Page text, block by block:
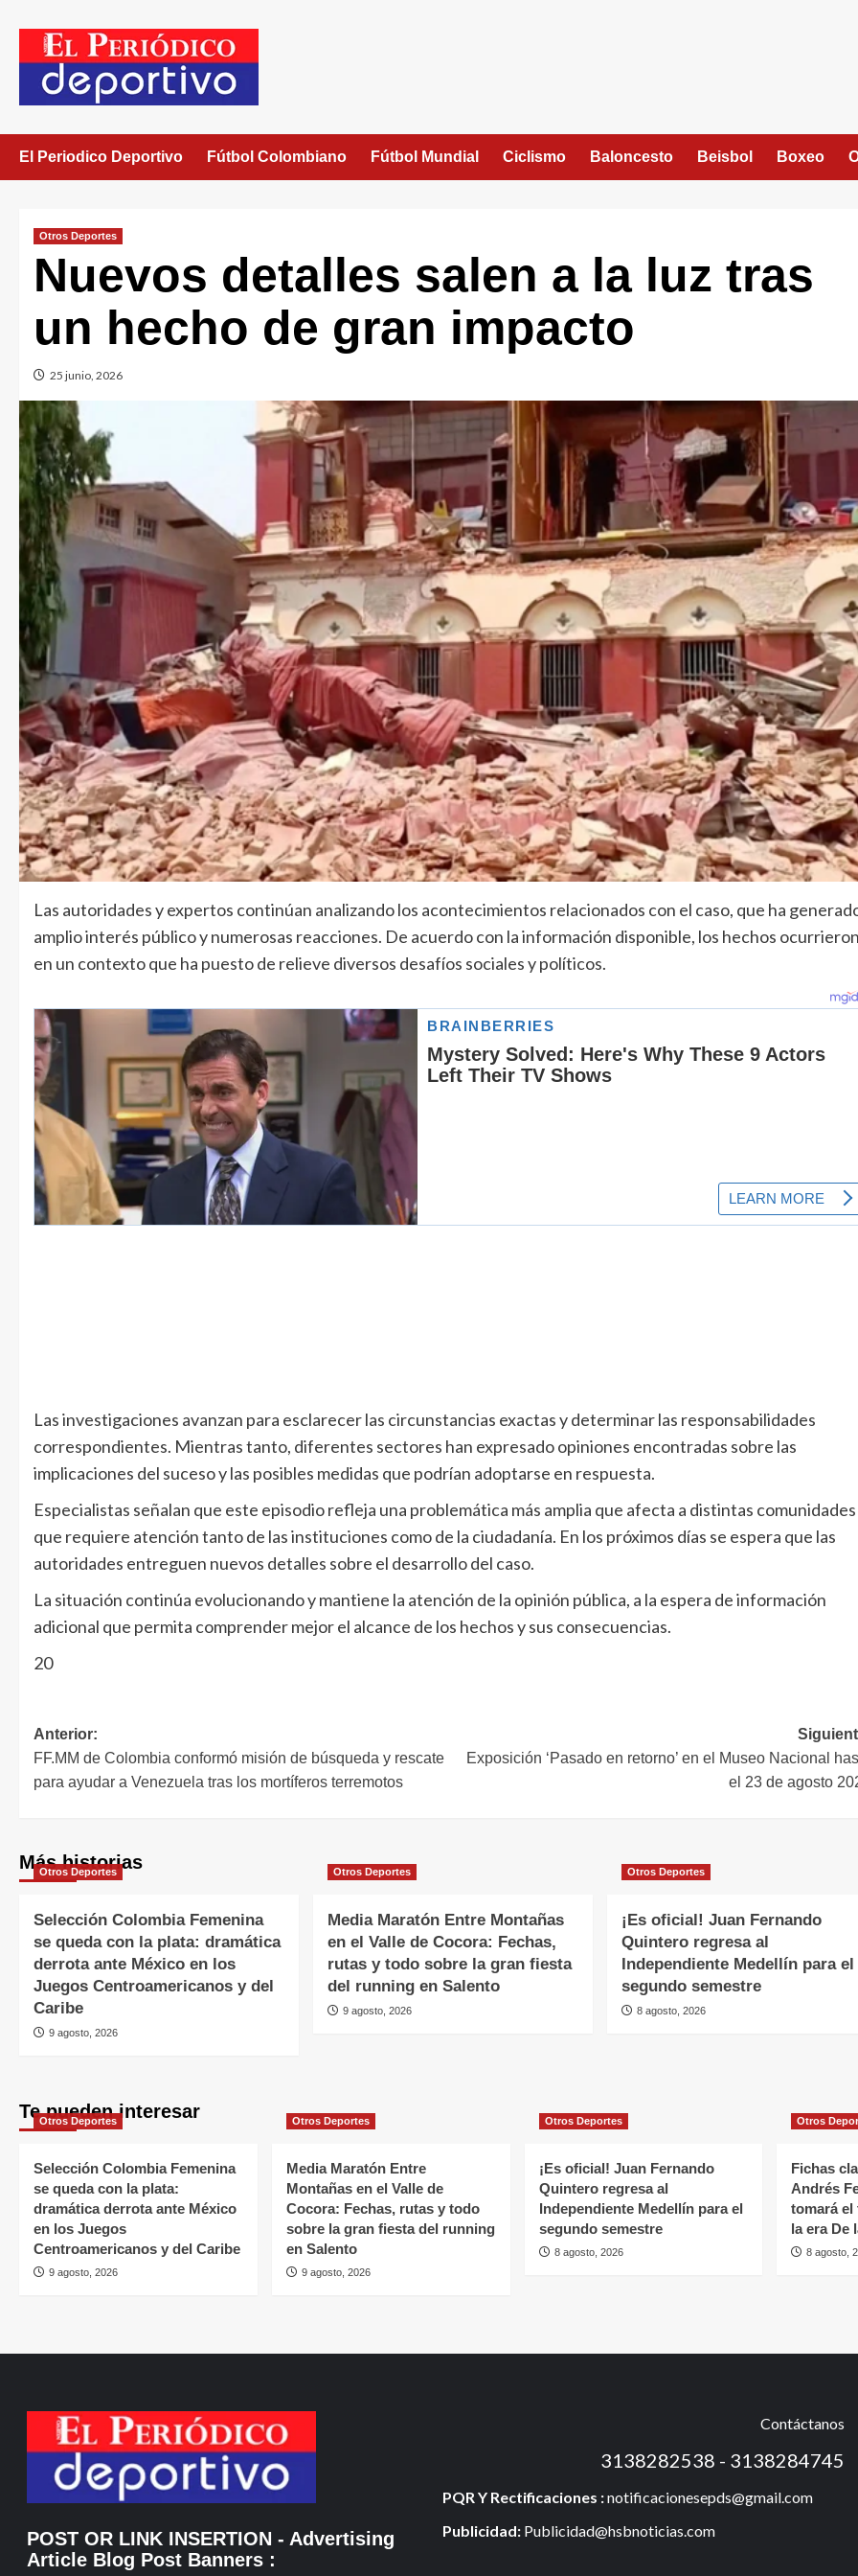
El Periodico Deportivo Fútbol Colombiano Fútbol Mundial Ciclismo Baloncesto Beisbol Boxeo
Otros Deportes
Nuevos detalles salen a la luz tras
un hecho de gran impacto
25 junio, 2026
Las autoridades y expertos continúan analizando los acontecimientos relacionados con el caso, que ha
amplio interés público y numerosas reacciones. De acuerdo con la información disponible, los hechos
en un contexto que ha puesto de relieve diversos desafíos sociales y políticos.
Las investigaciones avanzan para esclarecer las circunstancias exactas y determinar las responsabilidades
correspondientes. Mientras tanto, diferentes sectores han expresado opiniones encontradas sobre las
implicaciones del suceso y las posibles medidas que podrían adoptarse en respuesta.
Especialistas señalan que este episodio refleja una problemática más amplia que afecta a distintas
que requiere atención tanto de las instituciones como de la ciudadanía. En los próximos días se espera que las
autoridades entreguen nuevos detalles sobre el desarrollo del caso.
La situación continúa evolucionando y mantiene la atención de la opinión pública, a la espera de información
adicional que permita comprender mejor el alcance de los hechos y sus consecuencias.
20
Anterior:
FF.MM de Colombia conformó misión de búsqueda y rescate
para ayudar a Venezuela tras los mortíferos terremotos
Exposición ‘Pasado en retorno’ en el Museo Nacional
el 23 de agosto
Más historias
Otros Deportes
Selección Colombia Femenina
se queda con la plata: dramática
derrota ante México en los
Juegos Centroamericanos y del
Caribe
9 agosto, 2026
Otros Deportes
Media Maratón Entre Montañas
en el Valle de Cocora: Fechas,
rutas y todo sobre la gran fiesta
del running en Salento
9 agosto, 2026
Otros Deportes
¡Es oficial! Juan Fernando
Quintero regresa al
Independiente Medellín para el
segundo semestre
8 agosto, 2026
Te pueden interesar
Otros Deportes
Selección Colombia Femenina
se queda con la plata:
dramática derrota ante México
en los Juegos
Centroamericanos y del Caribe
9 agosto, 2026
Otros Deportes
Media Maratón Entre
Montañas en el Valle de
Cocora: Fechas, rutas y todo
sobre la gran fiesta del running
en Salento
9 agosto, 2026
Otros Deportes
¡Es oficial! Juan Fernando
Quintero regresa al
Independiente Medellín para el
segundo semestre
8 agosto, 2026
Otros
Fichas
Andrés
tomará el
la era De
8 agosto,
POST OR LINK INSERTION - Advertising
Article Blog Post Banners :
Contáctanos
3138282538 - 3138284745
PQR Y Rectificaciones :notificacionesepds@gmail.com
Publicidad: Publicidad@hsbnoticias.com